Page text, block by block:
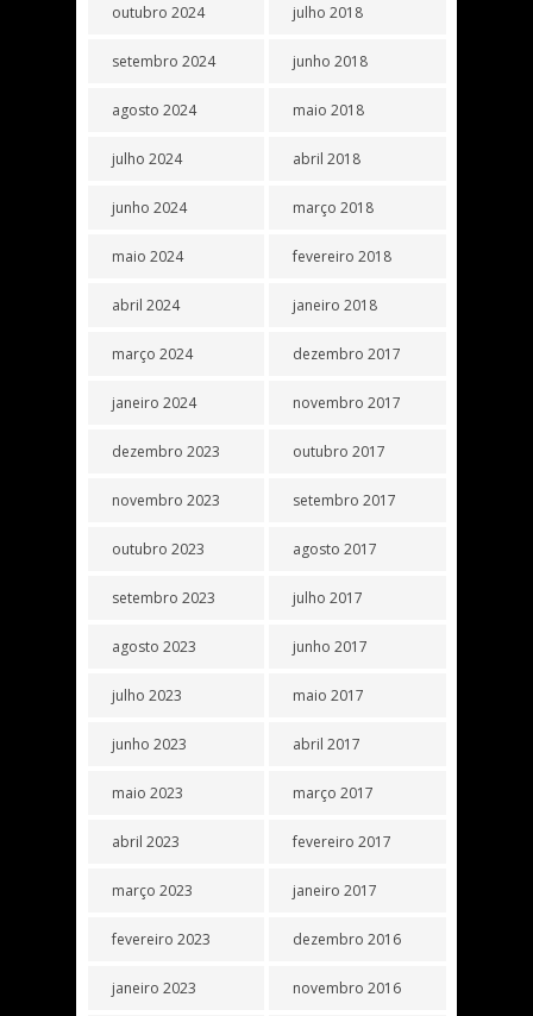
outubro 2024
setembro 2024
agosto 2024
julho 2024
junho 2024
maio 2024
abril 2024
março 2024
janeiro 2024
dezembro 2023
novembro 2023
outubro 2023
setembro 2023
agosto 2023
julho 2023
junho 2023
maio 2023
abril 2023
março 2023
fevereiro 2023
janeiro 2023
julho 2018
junho 2018
maio 2018
abril 2018
março 2018
fevereiro 2018
janeiro 2018
dezembro 2017
novembro 2017
outubro 2017
setembro 2017
agosto 2017
julho 2017
junho 2017
maio 2017
abril 2017
março 2017
fevereiro 2017
janeiro 2017
dezembro 2016
novembro 2016